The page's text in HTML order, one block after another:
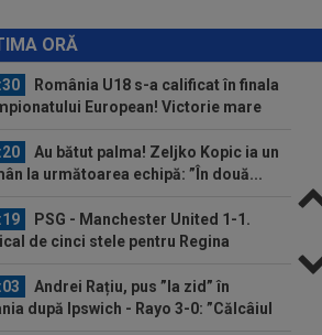
ORĂ
au câștigat la Ovidiu, în urma
meci...
România U18 s-a calificat în finala
European! Victorie mare
Au bătut palma! Zeljko Kopic ia un
la următoarea echipă: ”În două...
PSG - Manchester United 1-1.
de cinci stele pentru Regina
Andrei Rațiu, pus ”la zid” în
după Ipswich - Rayo 3-0: ”Călcâiul